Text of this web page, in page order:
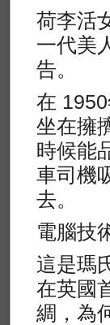
荷李活
一代美
告。
在
坐在擁
時候能
車司機
去。
電腦技
這是瑪
在英國
綢，為